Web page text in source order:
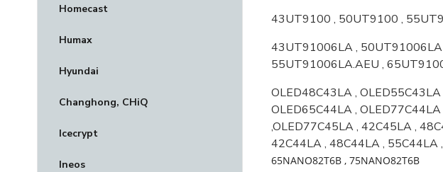
Homecast
Humax
Hyundai
Changhong, CHiQ
Icecrypt
Ineos
43UT9100 , 50UT9100 ,
43UT91006LA ,
55UT91006LA.AEU ,
OLED48C43LA ,
OLED65C44LA ,
,OLED77C45LA , 42C45LA ,
42C44LA , 48C44LA , 55C44LA
65NANO82T6B , 75NANO82T6B